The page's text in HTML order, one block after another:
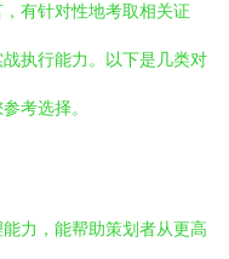
有针对性地考取相关证
执行能力。以下是几类对
考选择。
力，能帮助策划者从更高